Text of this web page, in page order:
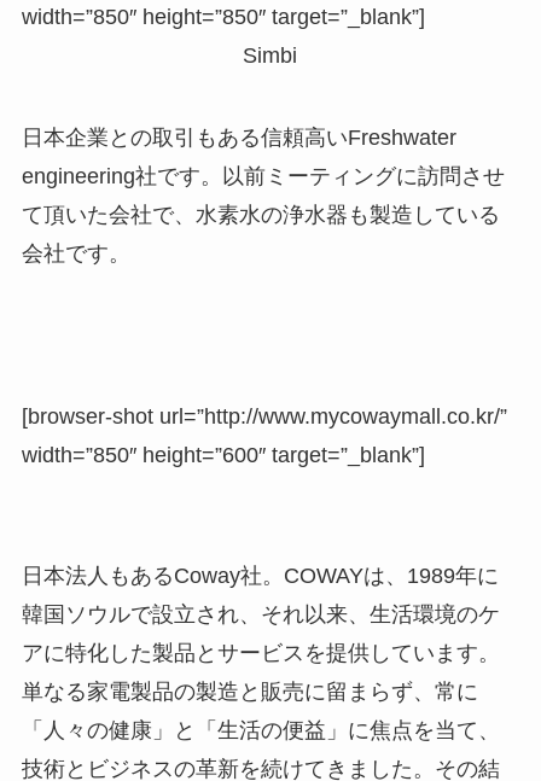
width=”850″ height=”850″ target=”_blank”]
Simbi
日本企業との取引もある信頼高いFreshwater
engineering社です。以前ミーティングに訪問させ
て頂いた会社で、水素水の浄水器も製造している
会社です。
[browser-shot url=”http://www.mycowaymall.co.kr/”
width=”850″ height=”600″ target=”_blank”]
日本法人もあるCoway社。COWAYは、1989年に
韓国ソウルで設立され、それ以来、生活環境のケ
アに特化した製品とサービスを提供しています。
単なる家電製品の製造と販売に留まらず、常に
「人々の健康」と「生活の便益」に焦点を当て、
技術とビジネスの革新を続けてきました。その結